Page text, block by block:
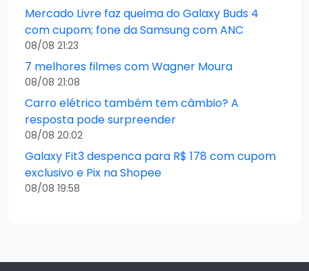
Mercado Livre faz queima do Galaxy Buds 4
com cupom; fone da Samsung com ANC
08/08 21:23
7 melhores filmes com Wagner Moura
08/08 21:08
Carro elétrico também tem câmbio? A
resposta pode surpreender
08/08 20:02
Galaxy Fit3 despenca para R$ 178 com cupom
exclusivo e Pix na Shopee
08/08 19:58